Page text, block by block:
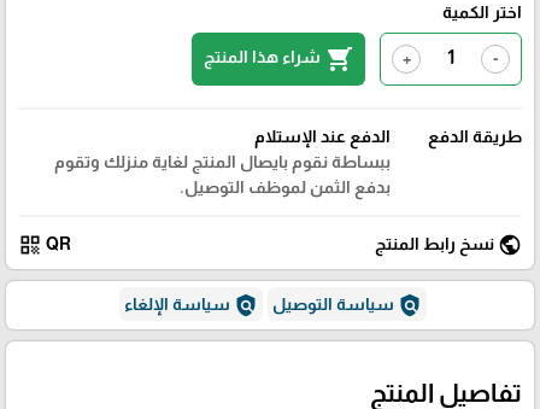
اختر الكمية
-
+
shopping_cart شراء هذا المنتج
طريقة الدفع
الدفع عند الإستلام
ببساطة نقوم بايصال المنتج لغاية منزلك وتقوم
بدفع الثمن لموظف التوصيل.
public نسخ رابط المنتج QR
qr_code
policy سياسة التوصيل policy سياسة الإلغاء
تفاصيل المنتج